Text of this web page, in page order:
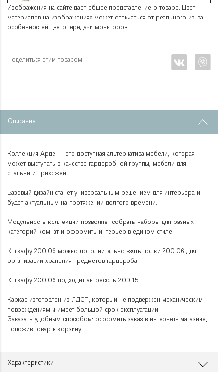
Изображения на сайте дает общее представление о товаре. Цвет
материалов на изображениях может отличаться от реального из-за
особенностей цветопередачи мониторов
Поделиться этим товаром:
Описание
Коллекция Арден - это доступная альтернатива мебели, которая
может выступать в качестве гардеробной группы, мебели для
спальни и прихожей.
Базовый дизайн станет универсальным решением для интерьера и
будет актуальным на протяжении долгого времени.
Модульность коллекции позволяет собрать наборы для разных
категорий комнат и оформить интерьер в едином стиле.
К шкафу 200.06 можно дополнительно взять полки 200.06 для
организации хранения предметов гардероба.
К шкафу 200.06 подходит антресоль 200.15
Каркас изготовлен из ЛДСП, который не подвержен механическим
повреждениям и имеет большой срок эксплуатации.
Заказать удобным способом: оформить заказ в интернет- магазине,
положив товар в корзину.
Характеристики